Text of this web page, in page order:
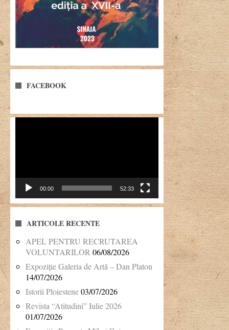
FACEBOOK
00:00 52:33
ARTICOLE RECENTE
APEL PENTRU RECRUTAREA
VOLUNTARILOR 06/08/2026
Expoziție Galeria de Artă – Dan Platon
14/07/2026
Istorii Ploiestene03/07/2026
Revista “Atitudini” Iulie 2026
01/07/2026